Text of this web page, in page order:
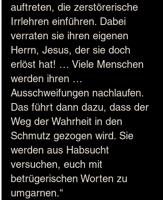
auftreten, die zerstörerische
Irrlehren einführen. Dabei
verraten sie ihren eigenen
Herrn, Jesus, der sie doch
erlöst hat! … Viele Menschen
werden ihren …
Ausschweifungen nachlaufen.
Das führt dann dazu, dass der
Weg der Wahrheit in den
Schmutz gezogen wird. Sie
werden aus Habsucht
versuchen, euch mit
betrügerischen Worten zu
umgarnen.“